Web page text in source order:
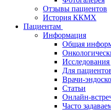
Отзывы пациентов
История ККМХ
Пациентам
Информация
Общая
Для
Врачи-
Статьи
Онлайн-
Часто